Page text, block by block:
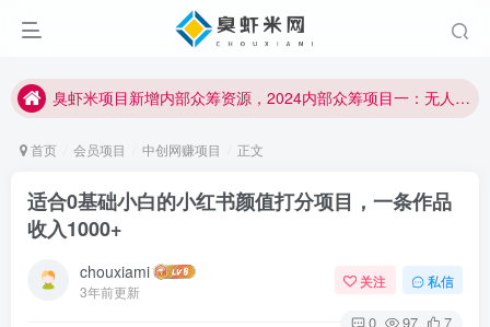
臭虾米项目新增内部众筹资源，2024内部众筹项目一：无人直播，价值1980元
臭虾米项目新增内部众筹资源，2024内部众筹项目一：无人直播，价值1980元
首页 会员项目 中创网赚项目 正文
适合0基础小白的小红书颜值打分项目，一条作品
收入1000+
chouxiami
3年前更新
关注 私信
0 97 7